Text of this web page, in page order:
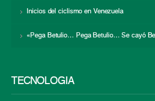
Inicios del ciclismo en Venezuela
«Pega Betulio… Pega Betulio… Se cayó
TECNOLOGÍA